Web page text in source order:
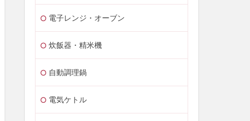
電子レンジ・オーブン
炊飯器・精米機
自動調理鍋
電気ケトル